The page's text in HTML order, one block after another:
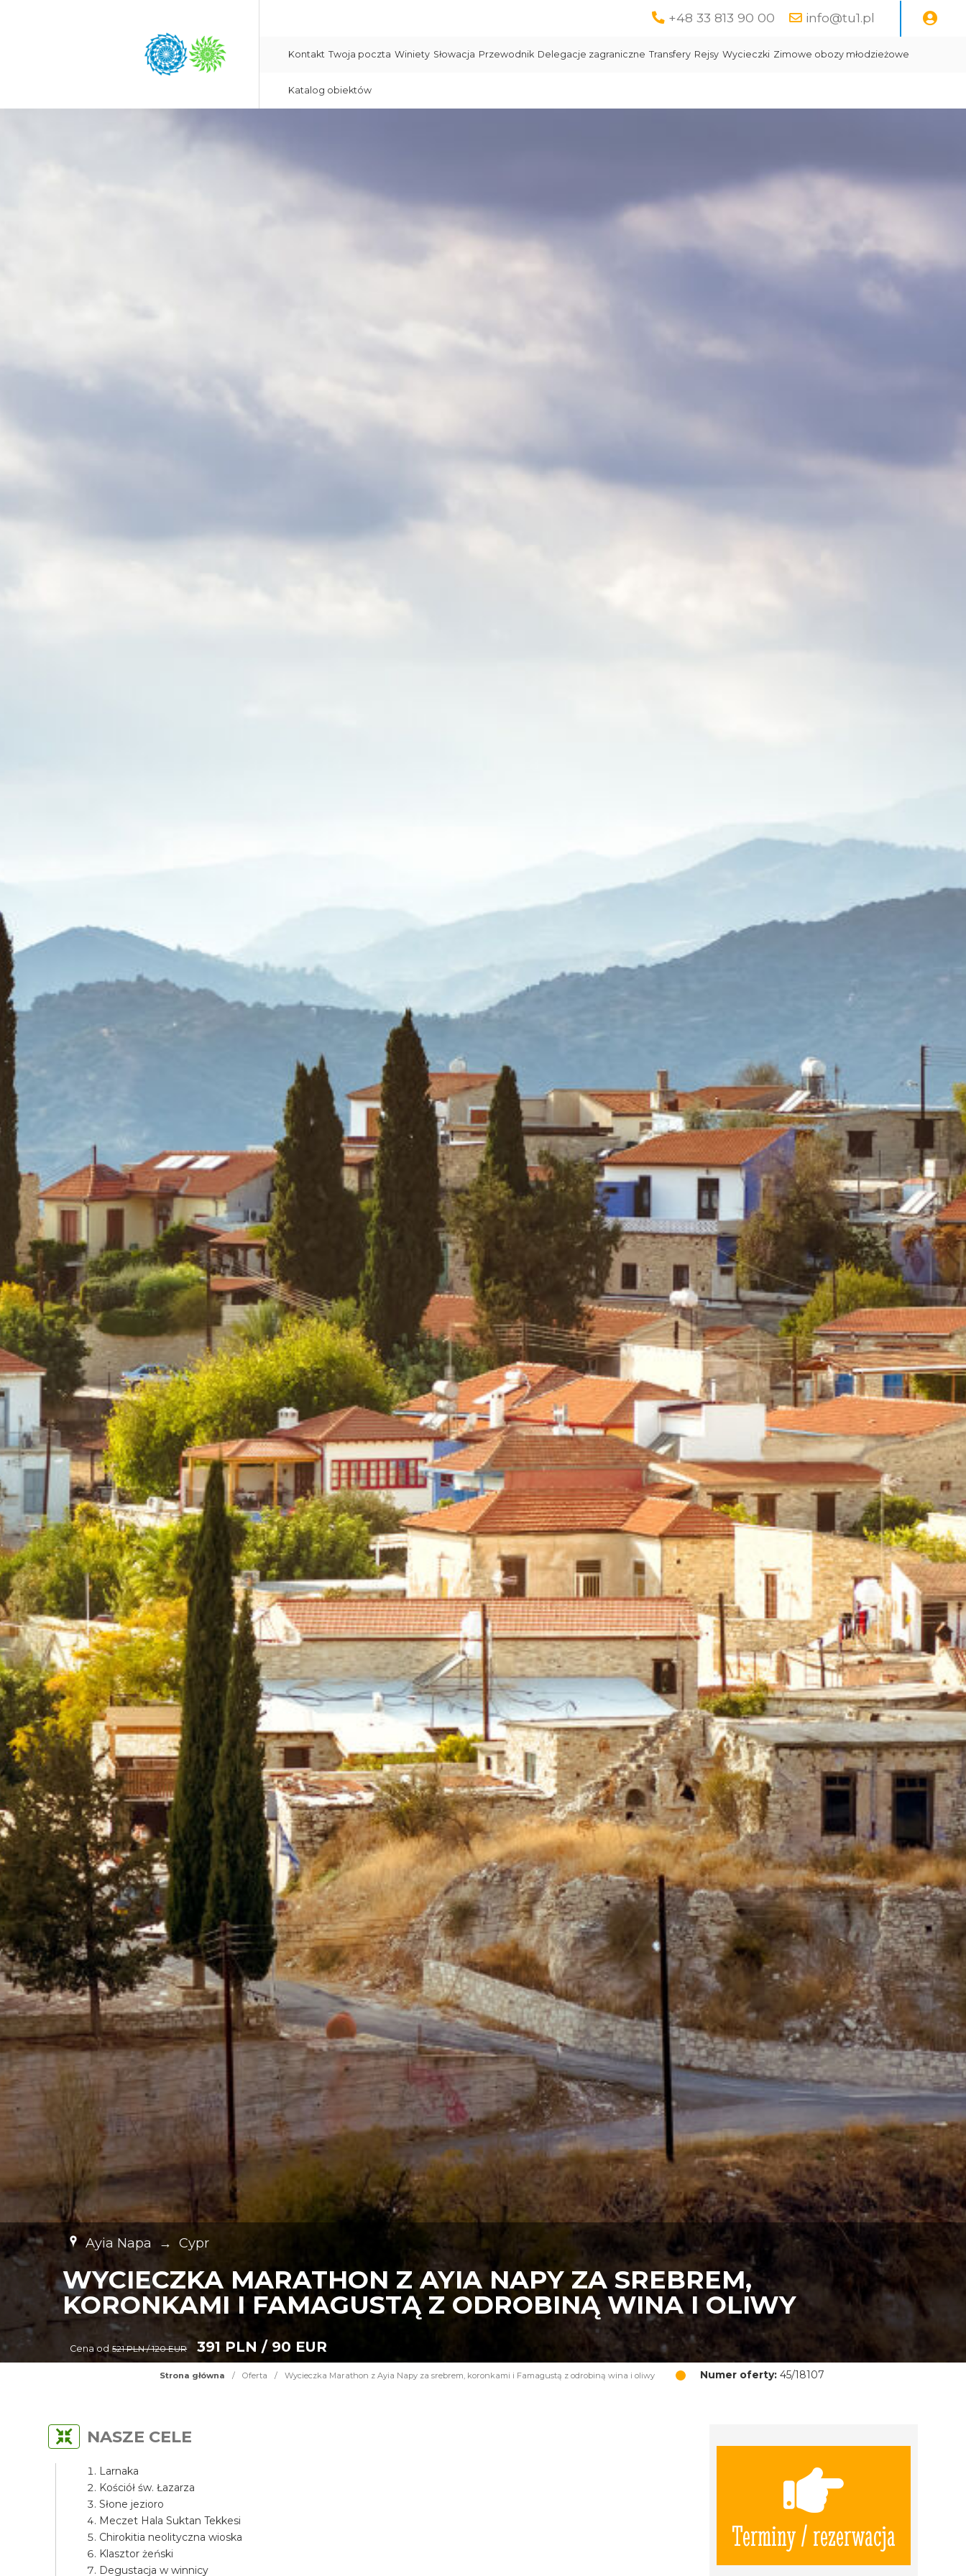
+48 33 813 90 00 info@tu1.pl
Kontakt Twoja poczta Winiety Słowacja Przewodnik Delegacje zagraniczne Transfery Rejsy Wycieczki Zimowe obozy młodzieżowe
Katalog obiektów
Ayia Napa → Cypr
WYCIECZKA MARATHON Z AYIA NAPY ZA SREBREM,
KORONKAMI I FAMAGUSTĄ Z ODROBINĄ WINA I OLIWY
Cena od 521 PLN / 120 EUR 391 PLN / 90 EUR
Strona główna / Oferta / Wycieczka Marathon z Ayia Napy za srebrem, koronkami i Famagustą z odrobiną wina i oliwy Numer oferty: 45/18107
Terminy / rezerwacja
NASZE CELE
Larnaka
Kościół św. Łazarza
Słone jezioro
Meczet Hala Suktan Tekkesi
Chirokitia neolityczna wioska
Klasztor żeński
Degustacja w winnicy